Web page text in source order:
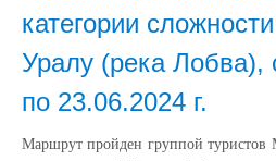
категории
Уралу (река Лобва),
по 23.06.2024 г.
Маршрут пройден группой